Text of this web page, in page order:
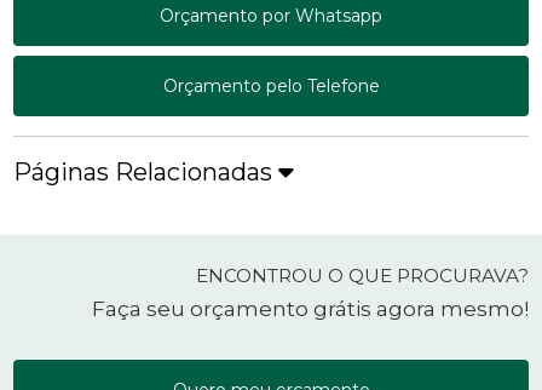
Orçamento por Whatsapp
Orçamento pelo Telefone
Páginas Relacionadas
ENCONTROU O QUE PROCURAVA?
Faça seu orçamento grátis agora mesmo!